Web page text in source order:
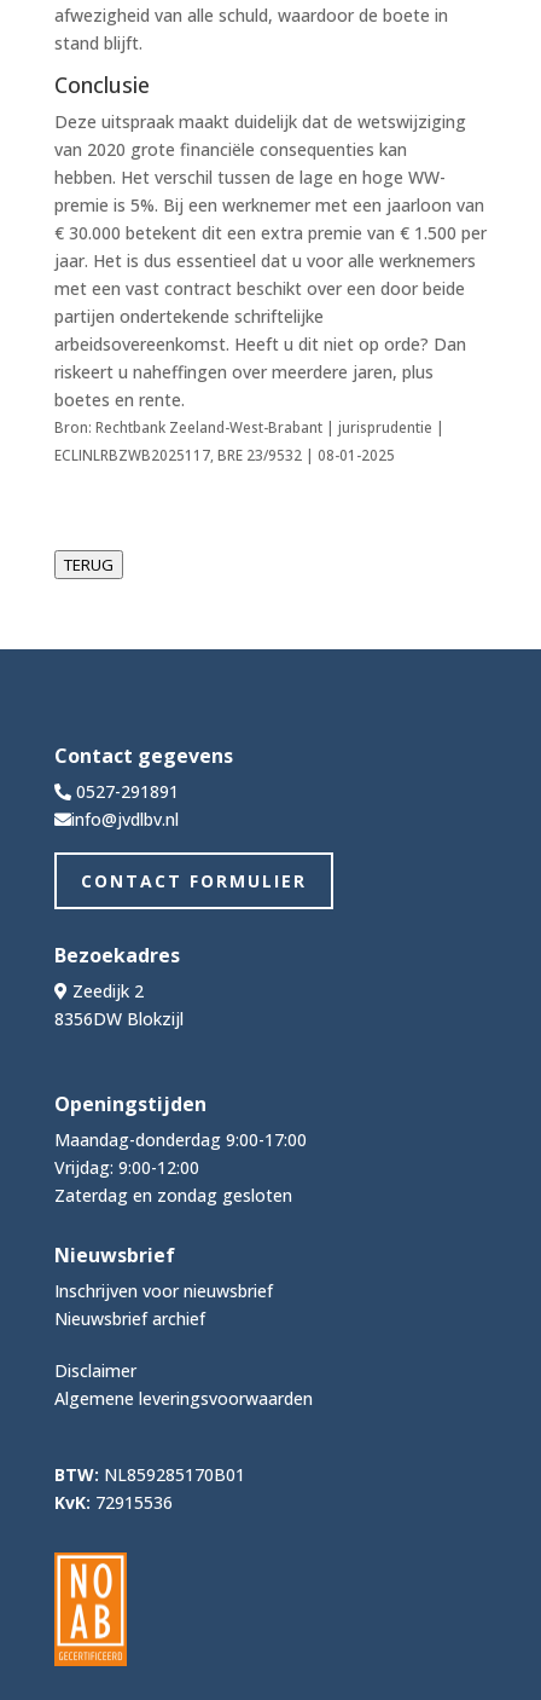
afwezigheid van alle schuld, waardoor de boete in
stand blijft.
Conclusie
Deze uitspraak maakt duidelijk dat de wetswijziging
van 2020 grote financiële consequenties kan
hebben. Het verschil tussen de lage en hoge WW-
premie is 5%. Bij een werknemer met een jaarloon van
€ 30.000 betekent dit een extra premie van € 1.500 per
jaar. Het is dus essentieel dat u voor alle werknemers
met een vast contract beschikt over een door beide
partijen ondertekende schriftelijke
arbeidsovereenkomst. Heeft u dit niet op orde? Dan
riskeert u naheffingen over meerdere jaren, plus
boetes en rente.
Bron: Rechtbank Zeeland-West-Brabant | jurisprudentie |
ECLINLRBZWB2025117, BRE 23/9532 | 08-01-2025
TERUG
Contact gegevens
0527-291891
info@jvdlbv.nl
CONTACT FORMULIER
Bezoekadres
Zeedijk 2
8356DW Blokzijl
Openingstijden
Maandag-donderdag 9:00-17:00
Vrijdag: 9:00-12:00
Zaterdag en zondag gesloten
Nieuwsbrief
Inschrijven voor nieuwsbrief
Nieuwsbrief archief
Disclaimer
Algemene leveringsvoorwaarden
BTW: NL859285170B01
KvK: 72915536